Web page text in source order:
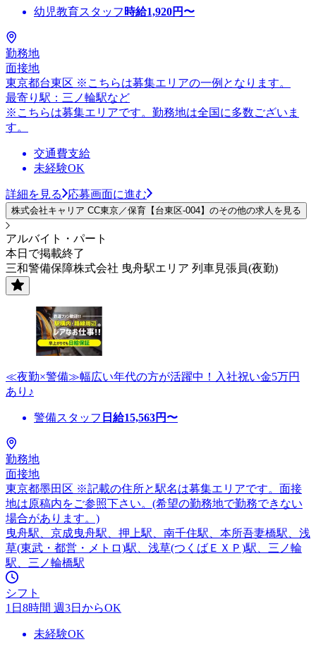
幼児教育スタッフ 時給1,920円〜
勤務地
面接地
東京都台東区 ※こちらは募集エリアの一例となります。
最寄り駅：三ノ輪駅など
※こちらは募集エリアです。勤務地は全国に多数ございま
す。
交通費支給
未経験OK
詳細を見る 応募画面に進む
株式会社キャリア CC東京／保育【台東区-004】のその他の求人を見る
アルバイト・パート
本日で掲載終了
三和警備保障株式会社 曳舟駅エリア 列車見張員(夜勤)
≪夜勤×警備≫幅広い年代の方が活躍中！入社祝い金5万円
あり♪
警備スタッフ 日給15,563円〜
勤務地
面接地
東京都墨田区 ※記載の住所と駅名は募集エリアです。面接
地は原稿内をご参照下さい。(希望の勤務地で勤務できない
場合があります。)
曳舟駅、京成曳舟駅、押上駅、南千住駅、本所吾妻橋駅、浅
草(東武・都営・メトロ)駅、浅草(つくばＥＸＰ)駅、三ノ輪
駅、三ノ輪橋駅
シフト
1日8時間 週3日からOK
未経験OK